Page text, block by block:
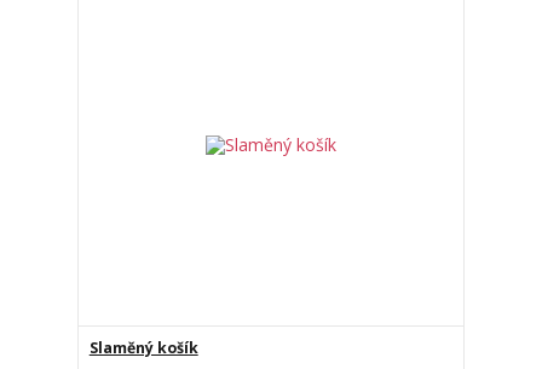
Slaměný košík